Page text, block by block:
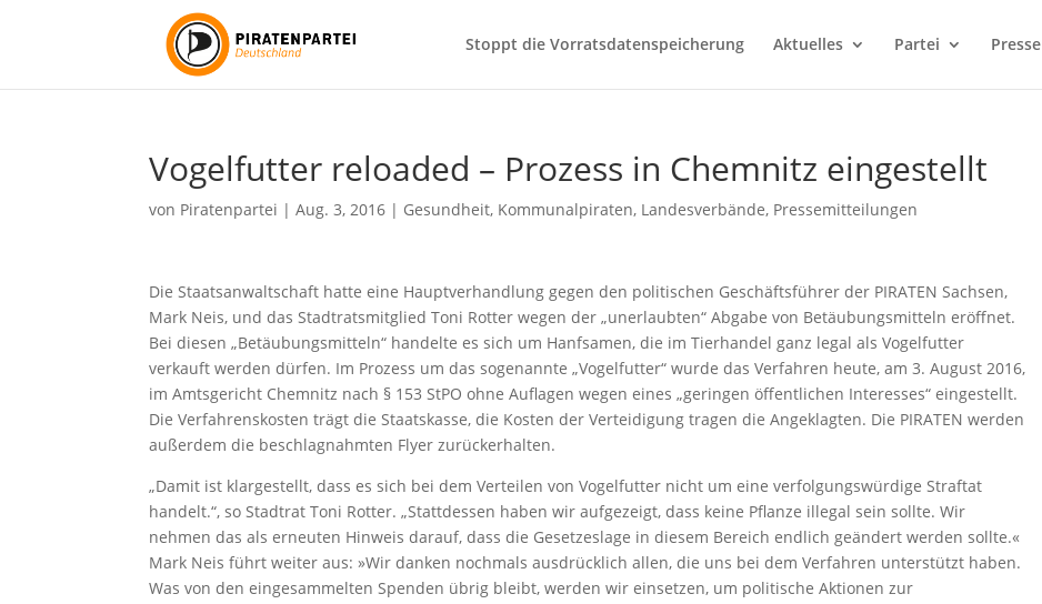
Stoppt die Vorratsdatenspeicherung Aktuelles Partei Presse
Vogelfutter reloaded – Prozess in Chemnitz eingestellt
von Piratenpartei |Aug. 3, 2016 | Gesundheit, Kommunalpiraten, Landesverbände, Pressemitteilungen
Die Staatsanwaltschaft hatte eine Hauptverhandlung gegen den politischen Geschäftsführer der PIRATEN Sachsen,
Mark Neis, und das Stadtratsmitglied Toni Rotter wegen der „unerlaubten“ Abgabe von Betäubungsmitteln eröffnet.
Bei diesen „Betäubungsmitteln“ handelte es sich um Hanfsamen, die im Tierhandel ganz legal als Vogelfutter
verkauft werden dürfen. Im Prozess um das sogenannte „Vogelfutter“ wurde das Verfahren heute, am 3. August 2016,
im Amtsgericht Chemnitz nach § 153 StPO ohne Auflagen wegen eines „geringen öffentlichen Interesses“ eingestellt.
Die Verfahrenskosten trägt die Staatskasse, die Kosten der Verteidigung tragen die Angeklagten. Die PIRATEN werden
außerdem die beschlagnahmten Flyer zurückerhalten.
„Damit ist klargestellt, dass es sich bei dem Verteilen von Vogelfutter nicht um eine verfolgungswürdige Straftat
handelt.“, so Stadtrat Toni Rotter. „Stattdessen haben wir aufgezeigt, dass keine Pflanze illegal sein sollte. Wir
nehmen das als erneuten Hinweis darauf, dass die Gesetzeslage in diesem Bereich endlich geändert werden sollte.«
Mark Neis führt weiter aus: »Wir danken nochmals ausdrücklich allen, die uns bei dem Verfahren unterstützt haben.
Was von den eingesammelten Spenden übrig bleibt, werden wir einsetzen, um politische Aktionen zur